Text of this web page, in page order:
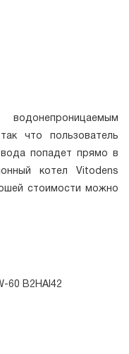
что пользователь
попадет прямо в
котел Vitodens
стоимости можно
60 B2HAI42